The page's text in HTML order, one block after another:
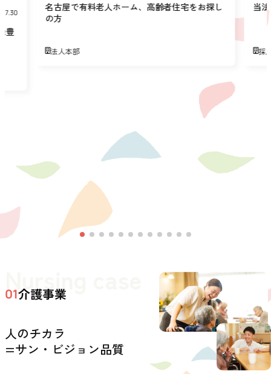
豊
名古屋で有料老人ホーム、高齢者住宅をお探し
の方
法人本部
当
採
Nursing case
01介護事業
人のチカラ
=サン・ビジョン品質